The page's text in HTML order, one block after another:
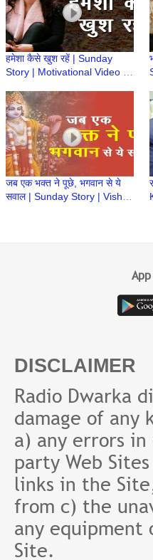
हमेशा कैसे खुश रहें | Sunday
Story | Motivational Video |
Gupta
जब एक भक्त ने पूछे, भगवान से ये
सवाल | Sunday Story | Vishal
DISCLAIMER
Radio Dwarka
damage of
a) any errors
party Web
links in the
from c) the
any equipment
Site.